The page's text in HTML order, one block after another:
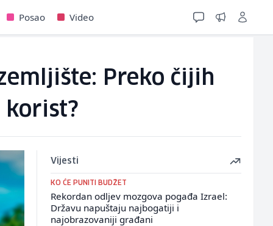
Posao Video
Preko čijih
Vijesti
KO ĆE PUNITI BUDŽET
Rekordan odljev mozgova pogađa Izrael:
Državu napuštaju najbogatiji i
najobrazovaniji građani